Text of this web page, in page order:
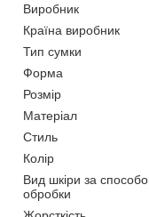
Виробник
Країна виробник
Тип сумки
Форма
Розмір
Матеріал
Стиль
Колір
Вид шкіри за
обробки